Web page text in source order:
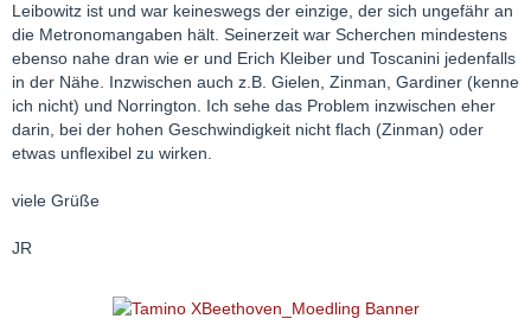
Leibowitz ist und war keineswegs der einzige, der sich ungefähr an
die Metronomangaben hält. Seinerzeit war Scherchen mindestens
ebenso nahe dran wie er und Erich Kleiber und Toscanini jedenfalls
in der Nähe. Inzwischen auch z.B. Gielen, Zinman, Gardiner (kenne
ich nicht) und Norrington. Ich sehe das Problem inzwischen eher
darin, bei der hohen Geschwindigkeit nicht flach (Zinman) oder
etwas unflexibel zu wirken.
viele Grüße
JR